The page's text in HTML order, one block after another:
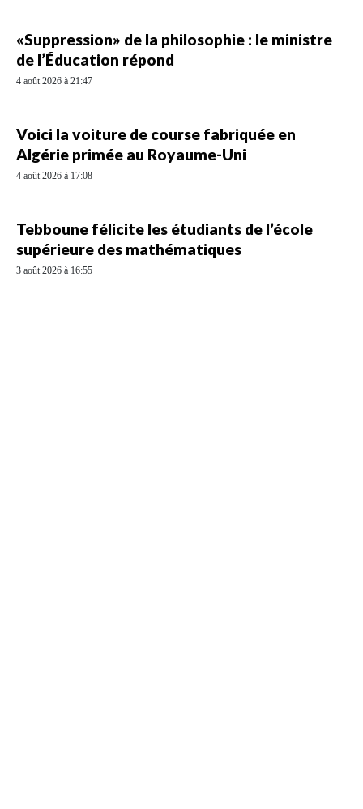
«Suppression» de la philosophie : le ministre
de l’Éducation répond
4 août 2026 à 21:47
Voici la voiture de course fabriquée en
Algérie primée au Royaume-Uni
4 août 2026 à 17:08
Tebboune félicite les étudiants de l’école
supérieure des mathématiques
3 août 2026 à 16:55